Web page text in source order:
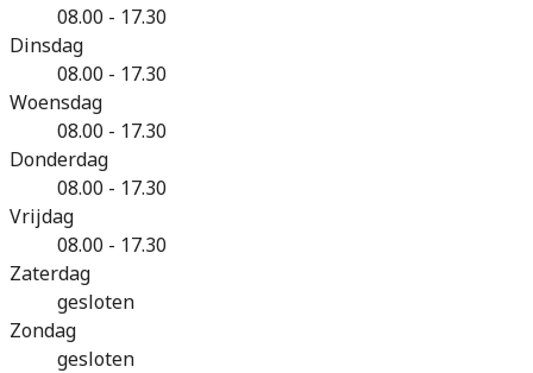
08.00 - 17.30
Dinsdag
08.00 - 17.30
Woensdag
08.00 - 17.30
Donderdag
08.00 - 17.30
Vrijdag
08.00 - 17.30
Zaterdag
gesloten
Zondag
gesloten